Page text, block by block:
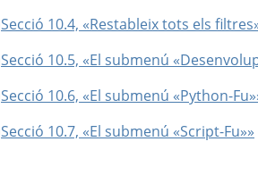
Secció 10.4, «Restableix tots els
Secció 10.5, «El submenú «
Secció 10.6, «El submenú «Python-Fu»
Secció 10.7, «El submenú «Script-Fu»»